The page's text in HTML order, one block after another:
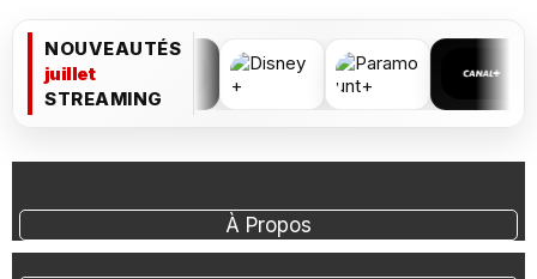
NOUVEAUTÉS
juillet
STREAMING
À Propos